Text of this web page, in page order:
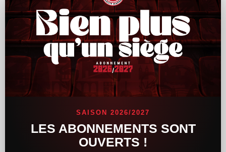
Le CVB52 connaît son adversaire pour la
demi-finale de Coupe de France
masculines de la Coupe de France a lieu hier soir, le CVB52
connaît désormais son adversaire. Du côté des femmes,
SAISON 2026/2027
LES ABONNEMENTS SONT
OUVERTS !